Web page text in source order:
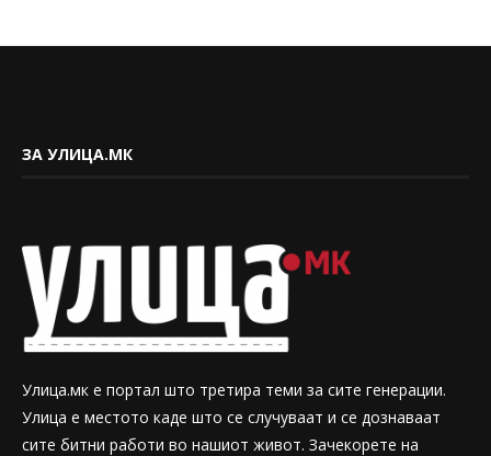
ЗА УЛИЦА.МК
Улица.мк е портал што третира теми за сите генерации.
Улица е местото каде што се случуваат и се дознаваат
сите битни работи во нашиот живот. Зачекорете на